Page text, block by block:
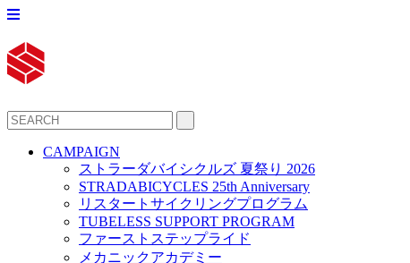
CAMPAIGN
ストラーダバイシクルズ 夏祭り 2026
STRADABICYCLES 25th Anniversary
リスタートサイクリングプログラム
TUBELESS SUPPORT PROGRAM
ファーストステップライド
メカニックアカデミー